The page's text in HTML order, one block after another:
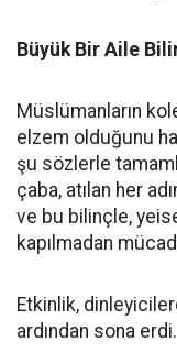
Büyük Bir Aile
Müslümanların
elzem olduğunu
şu sözlerle
çaba, atılan her
ve bu bilinçle,
kapılmadan
Etkinlik,
ardından sona erdi.